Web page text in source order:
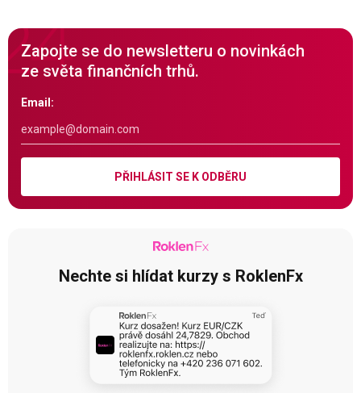
Zapojte se do newsletteru o novinkách
ze světa finančních trhů.
Email:
PŘIHLÁSIT SE K ODBĚRU
Nechte si hlídat kurzy s RoklenFx